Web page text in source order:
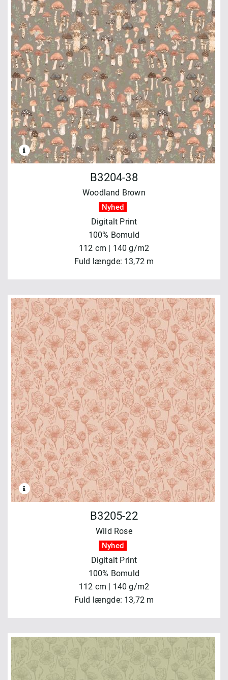
B3204-38
Woodland Brown
Nyhed
Digitalt Print
100% Bomuld
112 cm | 140 g/m2
Fuld længde: 13,72 m
B3205-22
Wild Rose
Nyhed
Digitalt Print
100% Bomuld
112 cm | 140 g/m2
Fuld længde: 13,72 m